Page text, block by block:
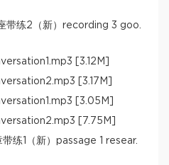
带练2（新）recording 3 goo.
[3.12M]
[3.17M]
[3.05M]
[7.75M]
练1（新）passage 1 resear.